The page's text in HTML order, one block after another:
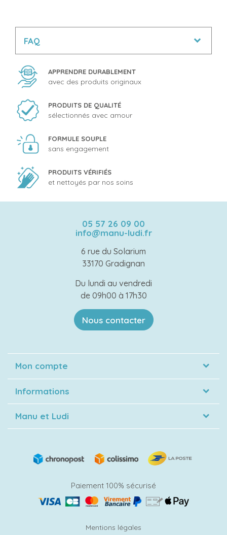
FAQ
APPRENDRE DURABLEMENT
avec des produits originaux
PRODUITS DE QUALITÉ
sélectionnés avec amour
FORMULE SOUPLE
sans engagement
PRODUITS VÉRIFIÉS
et nettoyés par nos soins
05 57 26 09 00
info@manu-ludi.fr
6 rue du Solarium
33170 Gradignan
Du lundi au vendredi
de 09h00 à 17h30
Nous contacter
Mon compte
Informations
Manu et Ludi
Paiement 100% sécurisé
Mentions légales